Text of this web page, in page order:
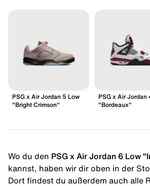
PSG x Air Jordan 5 Low
"Bright Crimson"
PSG x Air Jordan
"Bordeaux"
Wo du den PSG x Air Jordan 6 Low
kannst, haben wir dir oben in der
Dort findest du außerdem auch alle